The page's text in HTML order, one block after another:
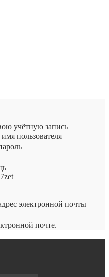
учётную запись
пользователя
электронной почты
почте.